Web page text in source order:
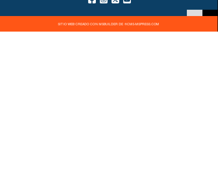
SITIO WEB CREADO CON MSBUILDER DE ®CMS-MSPRESS.COM